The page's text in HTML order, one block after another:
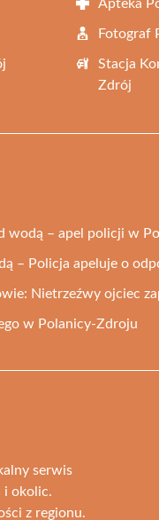
Apteka
Fotograf
Stacja
Zdrój
wodą – apel policji w
– Policja apeluje o
Nietrzeźwy ojciec
w Polanicy-Zdroju
serwis
i okolic.
z regionu.